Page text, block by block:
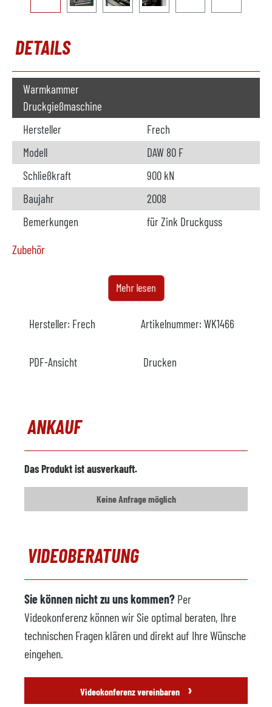
DETAILS
Warmkammer
Druckgießmaschine
Hersteller
Frech
Modell
DAW 80 F
Schließkraft
900 kN
Baujahr
2008
Bemerkungen
für Zink Druckguss
Zubehör
verfügbar
Modell
ZC 80/180
Baujahr
2016
Hersteller
Modell
Baujahr
verfügbar
Modell
Baujahr
2008
Ausfallprüfwaage
nicht verfügbar
Hersteller
Modell
Baujahr
Transportband
nicht verfügbar
Mehr lesen
Hersteller: Frech Artikelnummer: WK1466
PDF-Ansicht Drucken
ANKAUF
Das Produkt ist ausverkauft.
Keine Anfrage möglich
VIDEOBERATUNG
Sie können nicht zu uns kommen? Per
Videokonferenz können wir Sie optimal beraten, Ihre
technischen Fragen klären und direkt auf Ihre Wünsche
eingehen.
Videokonferenz vereinbaren ›